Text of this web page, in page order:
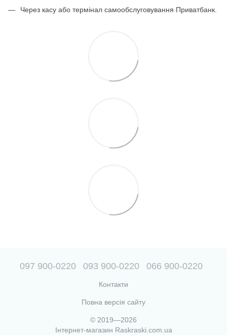
Через касу або термінал самообслуговування Приватбанк.
097 900-0220 093 900-0220 066 900-0220
Контакти
Повна версія сайту
© 2019—2026
Інтернет-магазин Raskraski.com.ua